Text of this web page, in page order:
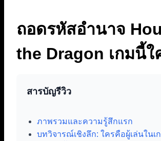
ถอดรหัสอำนาจ
the Dragon เกมนี้ใ
สารบัญรีวิว
ภาพรวมและความรู้สึกแรก
บทวิจารณ์เชิงลึก: ใครคือผู้เล่นในเ